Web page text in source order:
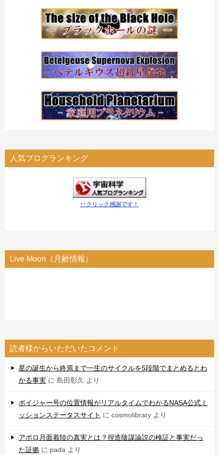
人気ブログランキング
↑↑クリック感謝です！
Live Moon（月齢情報）
読者様からいただいたコメント
星の誕生から終焉まで一生のサイクルを5段階でまとめるとわ
かる事実 に 島田彰久 より
ボイジャー号の位置情報がリアルタイムでわかるNASA公式ミ
ッションステータスサイト に cosmolibrary より
アポロ月面着陸の真実とは？捏造陰謀論説の検証と事実だっ
た証拠 に pada より